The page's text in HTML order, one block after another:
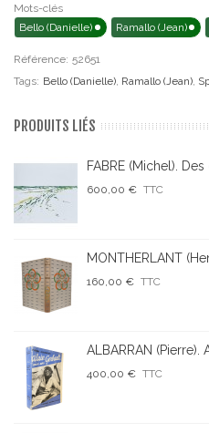
Mots-clés
Bello (Danielle)
Ramallo (Jean)
Référence: 52651
Tags: Bello (Danielle) Ramallo (Jean)
PRODUITS LIÉS
FABRE (Michel).
600,00 € TTC
MONTHERLANT
160,00 € TTC
ALBARRAN (Pierre).
400,00 € TTC